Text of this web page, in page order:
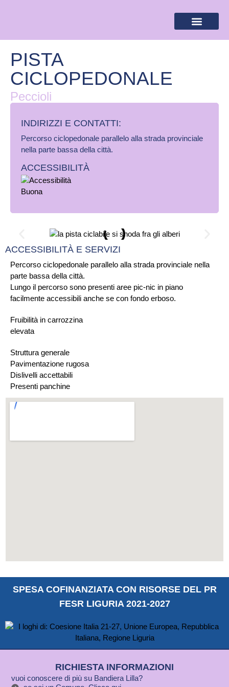
PISTA
CICLOPEDONALE
Peccioli
INDIRIZZI E CONTATTI:​
Percorso ciclopedonale parallelo alla strada provinciale
nella parte bassa della città.
ACCESSIBILITÀ
Percorso ciclopedonale parallelo alla strada provinciale nella
parte bassa della città.
Lungo il percorso sono presenti aree pic-nic in piano
facilmente accessibili anche se con fondo erboso.
Fruibilità in carrozzina
elevata
Struttura generale
Pavimentazione rugosa
Dislivelli accettabili
Presenti panchine
ACCESSIBILITÀ E SERVIZI
SPESA COFINANZIATA CON RISORSE DEL PR
FESR LIGURIA 2021-2027
RICHIESTA INFORMAZIONI
vuoi conoscere di più su Bandiera Lilla?